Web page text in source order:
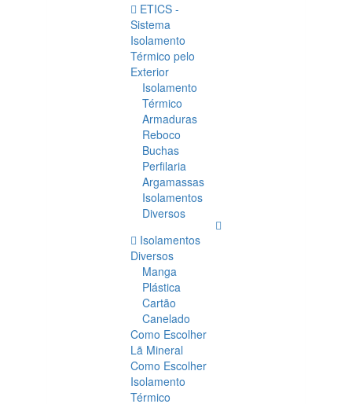
ETICS -
Sistema
Isolamento
Térmico pelo
Exterior
Isolamento
Térmico
Armaduras
Reboco
Buchas
Perfilaria
Argamassas
Isolamentos
Diversos
Isolamentos
Diversos
Manga
Plástica
Cartão
Canelado
Como Escolher
Lã Mineral
Como Escolher
Isolamento
Térmico